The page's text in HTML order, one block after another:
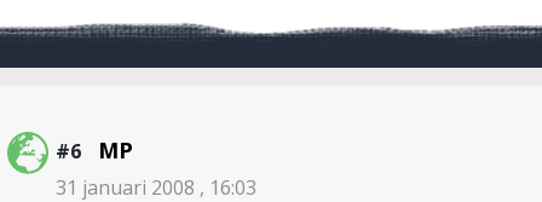
#6 MP
31 januari 2008 , 16:03